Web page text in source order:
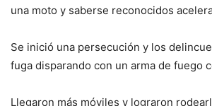
una moto y saberse reconocidos
Se inició una persecución y los
fuga disparando con un arma de fuego
Llegaron más móviles y lograron